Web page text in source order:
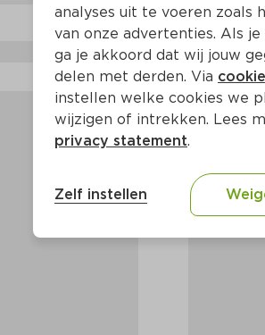
analyses uit te voeren
van onze advertenties. Als
ga je akkoord dat wij jouw
delen met derden. Via
instellen welke cookies we
wijzigen of intrekken. Lees
privacy statement.
Zelf instellen